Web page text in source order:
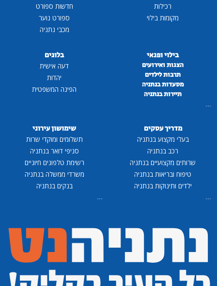
רכילות
מקומות בילוי
חדשות ספורט
ספורט נוער
מכבי נתניה
בילוי ופנאי
הצגות ואירועים
תרבות לילדים
מסעדות בנתניה
תיירות בנתניה
...
בלוגים
דעה אישית
יהדות
הפינה המשפטית
מדריך עסקים
בעלי מקצוע בנתניה
רכב בנתניה
שרותים מקצועיים בנתניה
טיפוח ובריאות בנתניה
ילדים ותינוקות בנתניה
...
שימושון עירוני
תשלומים ומוקדי שרות
סניפי דואר בנתניה
רשימת טלפונים חיוניים
משרדי ממשלה בנתניה
בנקים בנתניה
...